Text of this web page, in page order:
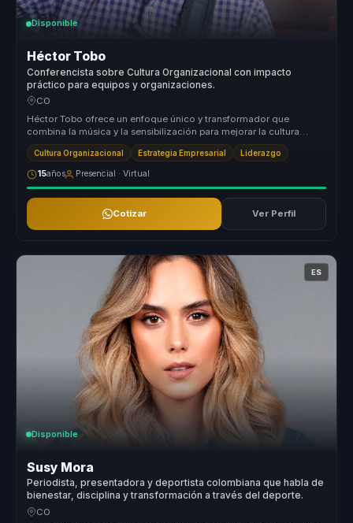
Disponible
Héctor Tobo
Conferencista sobre Cultura Organizacional con impacto
práctico para equipos y organizaciones.
CO
Héctor Tobo ofrece un enfoque único y transformador que
combina la música y la sensibilización para mejorar la cultura
organizacional de ...
Cultura Organizacional Estrategia Empresarial Liderazgo
15años Presencial · Virtual
Cotizar Ver Perfil
ES
Disponible
Susy Mora
Periodista, presentadora y deportista colombiana que habla de
bienestar, disciplina y transformación a través del deporte.
CO